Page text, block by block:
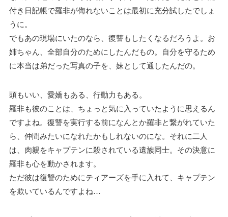
付き日記帳で羅非が侮れないことは最初に充分試したでしょ
うに。
でもあの現場にいたのなら、復讐もしたくなるだろうよ。お
姉ちゃん、全部自分のためにしたんだもの。自分を守るため
に本当は弟だった写真の子を、妹として通したんだの。
頭もいい、愛嬌もある、行動力もある。
羅非も彼のことは、ちょっと気に入っていたように思えるん
ですよね。復讐を実行する前になんとか羅非と繋がれていた
ら、仲間みたいになれたかもしれないのにな。それに二人
は、肉親をキャプテンに殺されている遺族同士。その決意に
羅非も心を動かされます。
ただ彼は復讐のためにティアーズを手に入れて、キャプテン
を欺いているんですよね…